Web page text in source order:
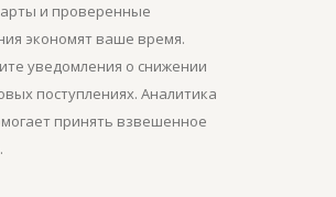
и проверенные
экономят ваше время.
уведомления о снижении
поступлениях. Аналитика
принять взвешенное